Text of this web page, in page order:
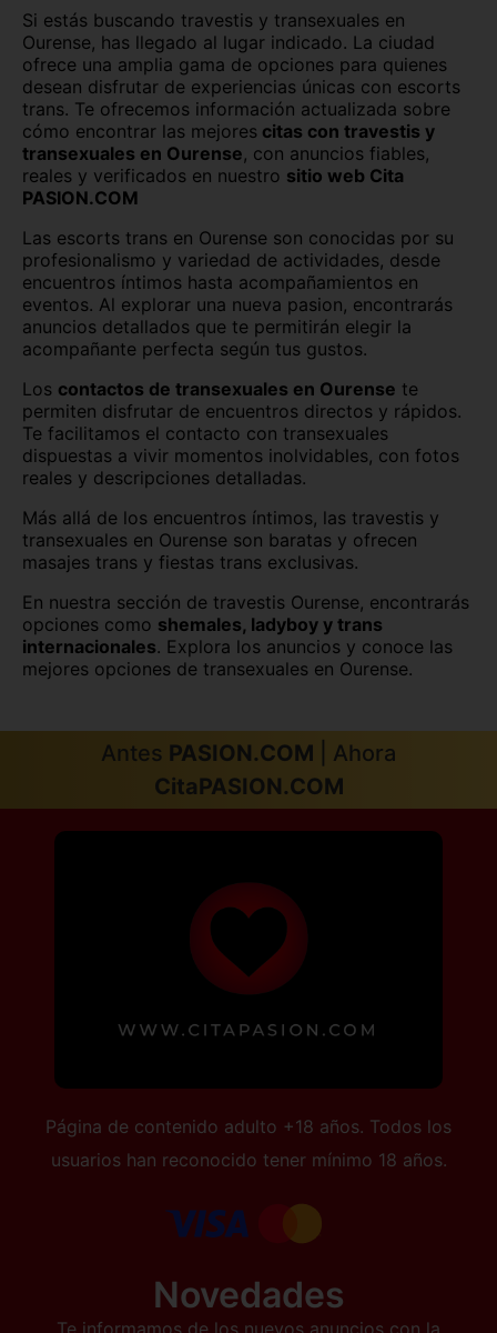
Ceuta Ciudad Real
Córdoba Cuenca
Girona Granada
Guadalajara Guipúzcoa
Huelva
Jaén La Rioja
León Lleida
Lugo Madrid
Málaga Melilla
Murcia Navarra
Palencia
Salamanca Segovia
Tarragona Tenerife
Teruel Toledo
Si estás buscando travestis y transexuales en
Ourense, has llegado al lugar indicado. La ciudad
ofrece una amplia gama de opciones para quienes
desean disfrutar de experiencias únicas con escorts
trans. Te ofrecemos información actualizada sobre
cómo encontrar las mejores citas con travestis y
transexuales en Ourense, con anuncios fiables,
reales y verificados en nuestro sitio web Cita
PASION.COM
Las escorts trans en Ourense son conocidas por su
profesionalismo y variedad de actividades, desde
encuentros íntimos hasta acompañamientos en
eventos. Al explorar una nueva pasion, encontrarás
anuncios detallados que te permitirán elegir la
acompañante perfecta según tus gustos.
Los contactos de transexuales en Ourense te
permiten disfrutar de encuentros directos y rápidos.
Te facilitamos el contacto con transexuales
dispuestas a vivir momentos inolvidables, con fotos
reales y descripciones detalladas.
Más allá de los encuentros íntimos, las travestis y
transexuales en Ourense son baratas y ofrecen
masajes trans y fiestas trans exclusivas.
En nuestra sección de travestis Ourense, encontrarás
opciones como shemales, ladyboy y trans
internacionales. Explora los anuncios y conoce las
mejores opciones de transexuales en Ourense.
Antes PASION.COM | Ahora
CitaPASION.COM
Página de contenido adulto +18 años. Todos los
usuarios han reconocido tener mínimo 18 años.
Novedades